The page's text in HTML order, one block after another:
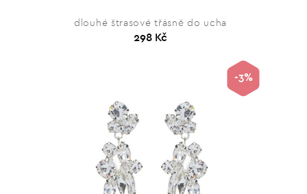
dlouhé štrasové třásně do ucha
298 Kč
-3%